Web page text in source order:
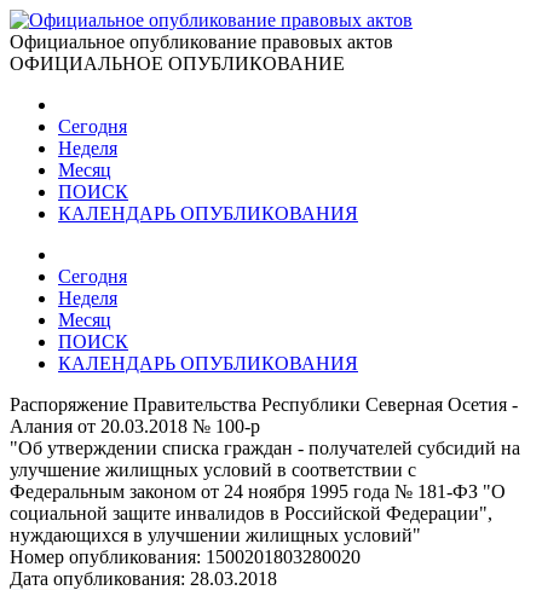
Официальное опубликование правовых актов
ОФИЦИАЛЬНОЕ ОПУБЛИКОВАНИЕ
Сегодня
Неделя
Месяц
ПОИСК
КАЛЕНДАРЬ ОПУБЛИКОВАНИЯ
Сегодня
Неделя
Месяц
ПОИСК
КАЛЕНДАРЬ ОПУБЛИКОВАНИЯ
Распоряжение Правительства Республики Северная Осетия -
Алания от 20.03.2018 № 100-р
"Об утверждении списка граждан - получателей субсидий на
улучшение жилищных условий в соответствии с
Федеральным законом от 24 ноября 1995 года № 181-ФЗ "О
социальной защите инвалидов в Российской Федерации",
нуждающихся в улучшении жилищных условий"
Номер опубликования: 1500201803280020
Дата опубликования: 28.03.2018